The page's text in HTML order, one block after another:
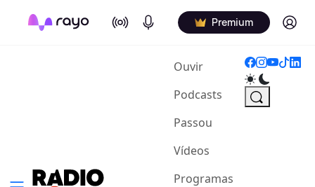
On Air Podcasts Premium Log in
Ouvir(current)
Podcasts
Passou
Vídeos
Programas